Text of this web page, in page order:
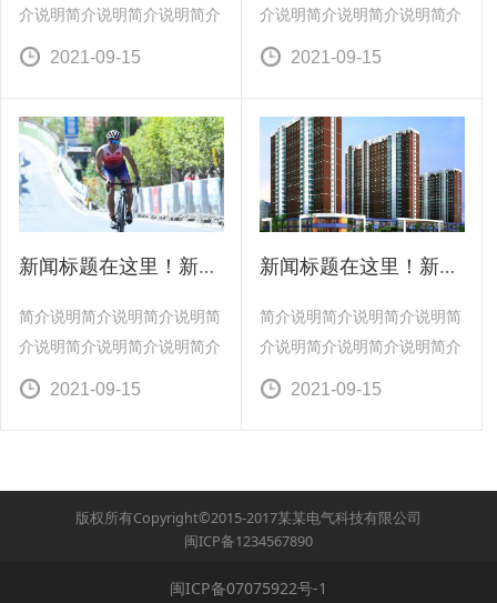
2021-09-15
介说明简介说明简介说明简介
说明简介说明简介说明简介说
介说明简介说明简介说明简介
说明简介说明简介说明简介说
明简介说明简介说明简介说明
简介说明简介说明简介说明简
介
2021-09-15
介说明简介说明简介说明简介
说明简介说明简介说明简介说
介说明简介说明简介说明简介
说明简介说明简介说明简介说
明简介说明简介说明简介说明
简介说明简介说明简介说明简
介
新闻标题在这里！新闻标题在这里！
2021-09-15
简介说明简介说明简介说明简
介说明简介说明简介说明简介
说明简介说明简介说明简介说
明简介说明简介说明简介说明
说明简介说明简介说明简介说
明简介说明简介说明简介说明
简介说明简介说明简介说明简
新闻标题在这里！新闻标题在这里！
2021-09-15
简介说明简介说明简介说明简
介说明简介说明简介说明简介
说明简介说明简介说明简介说
明简介说明简介说明简介说明
说明简介说明简介说明简介说
明简介说明简介说明简介说明
介
版权所有Copyright©2015-2017某某电气科技有限公司
闽ICP备1234567890
闽ICP备07075922号-1